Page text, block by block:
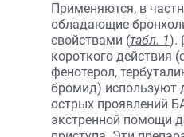
Применяются, в
обладающие
свойствами (табл. 1).
короткого действия
фенотерол,
бромид) используют
острых проявлений
экстренной помощи